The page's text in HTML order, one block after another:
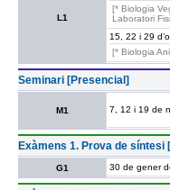
L1
[* Biologia
Laboratori
15, 22 i 29
[* Biologia
Seminari [Presencial]
M1 7, 12 i 19 de
Exàmens 1. Prova de síntesi
G1 30 de gener